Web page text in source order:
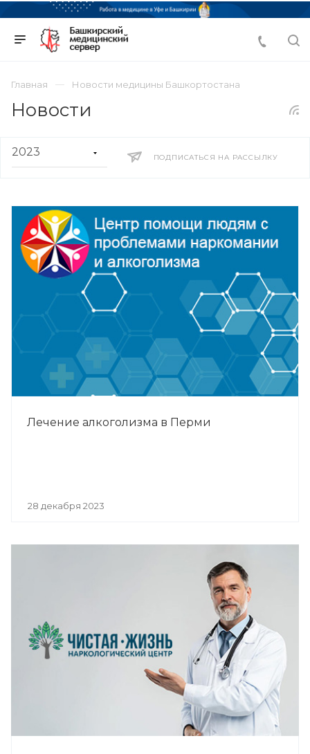
Главная Новости медицины Башкортостана
Новости
ПОДПИСАТЬСЯ НА РАССЫЛКУ
Лечение алкоголизма в Перми
28 декабря 2023